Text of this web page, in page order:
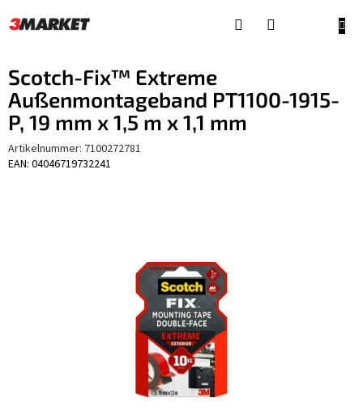
Inhalt
Scotch-Fix™ Extreme
Außenmontageband PT1100-1915-
P, 19 mm x 1,5 m x 1,1 mm
Artikelnummer: 7100272781
EAN: 04046719732241